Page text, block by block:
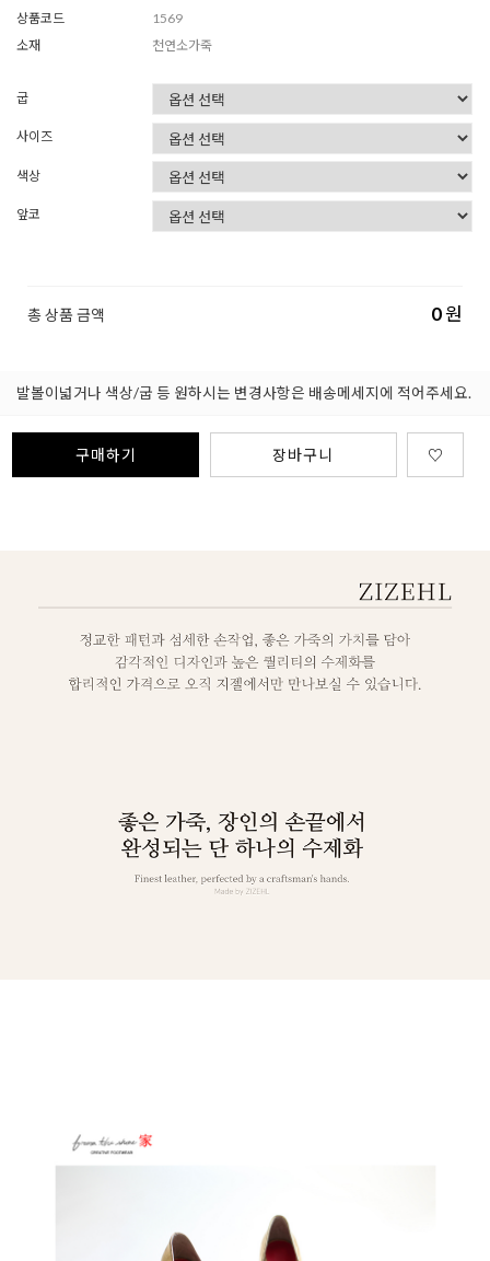
상품코드
1569
소재
천연소가죽
굽
사이즈
색상
앞코
총 상품 금액 0원
발볼이넓거나 색상/굽 등 원하시는 변경사항은 배송메세지에 적어주세요.
구매하기 장바구니 ♡